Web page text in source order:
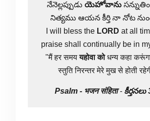
నేనెల్లప్పుడుయెహోవాను
నిత్యము ఆయన కీర్తి నా నోట
I will bless the LORD at all
praise shall continually be in
"मैं हर समययहोवा कोधन्य कहा
स्तुति निरन्तर मेरे मुख से होती
Psalm - भजन संहिता- కీర్తనలు